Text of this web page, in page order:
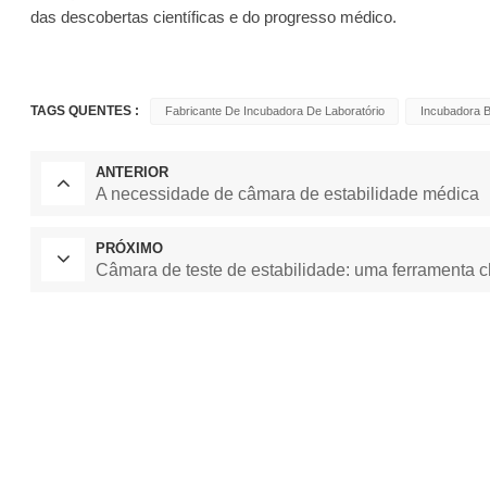
das descobertas científicas e do progresso médico.
TAGS QUENTES : Fabricante De Incubadora De Laboratório Incubadora
ANTERIOR
A necessidade de câmara de estabilidade médica
PRÓXIMO
Câmara de teste de estabilidade: uma ferramenta